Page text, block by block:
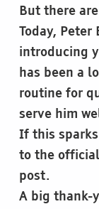
But there
Today,
introducing
has been a
routine for
serve him
If this
to the
post.
A big thank-